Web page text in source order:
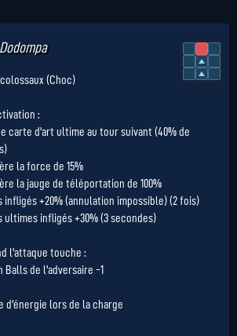
(Choc)
:
carte d'art ultime au tour suivant (40% de
la force de 15%
la jauge de téléportation de 100%
infligés +20% (annulation impossible) (2 fois)
ultimes infligés +30% (3 secondes)
l'attaque touche :
Balls de l'adversaire -1
d'énergie lors de la charge